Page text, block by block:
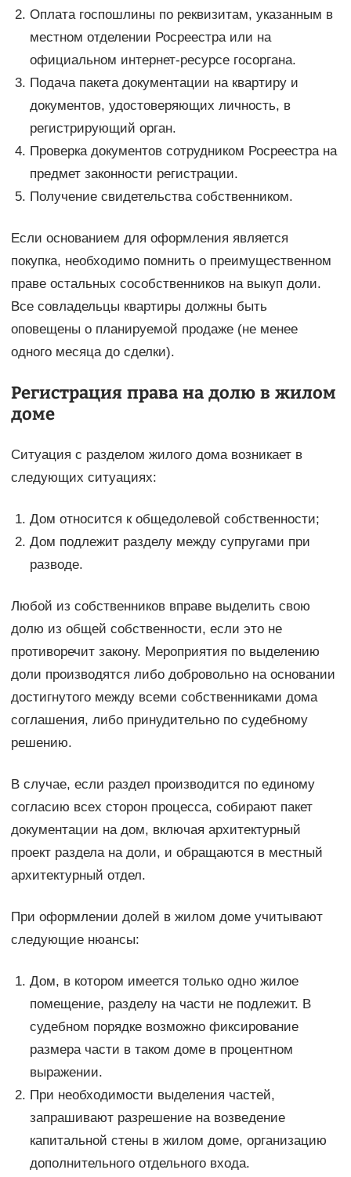
Оплата госпошлины по реквизитам, указанным в
местном отделении Росреестра или на
официальном интернет-ресурсе госоргана.
Подача пакета документации на квартиру и
документов, удостоверяющих личность, в
регистрирующий орган.
Проверка документов сотрудником Росреестра на
предмет законности регистрации.
Получение свидетельства собственником.
Если основанием для оформления является
покупка, необходимо помнить о преимущественном
праве остальных сособственников на выкуп доли.
Все совладельцы квартиры должны быть
оповещены о планируемой продаже (не менее
одного месяца до сделки).
Регистрация права на долю в жилом
доме
Ситуация с разделом жилого дома возникает в
следующих ситуациях:
Дом относится к общедолевой собственности;
Дом подлежит разделу между супругами при
разводе.
Любой из собственников вправе выделить свою
долю из общей собственности, если это не
противоречит закону. Мероприятия по выделению
доли производятся либо добровольно на основании
достигнутого между всеми собственниками дома
соглашения, либо принудительно по судебному
решению.
В случае, если раздел производится по единому
согласию всех сторон процесса, собирают пакет
документации на дом, включая архитектурный
проект раздела на доли, и обращаются в местный
архитектурный отдел.
При оформлении долей в жилом доме учитывают
следующие нюансы:
Дом, в котором имеется только одно жилое
помещение, разделу на части не подлежит. В
судебном порядке возможно фиксирование
размера части в таком доме в процентном
выражении.
При необходимости выделения частей,
запрашивают разрешение на возведение
капитальной стены в жилом доме, организацию
дополнительного отдельного входа.